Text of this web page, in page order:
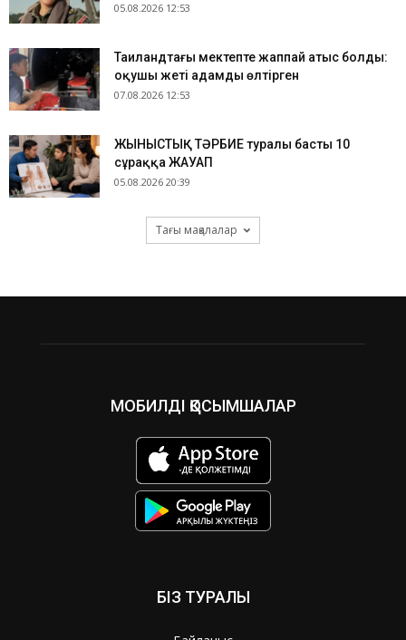
05.08.2026 12:53
Таиландтағы мектепте жаппай атыс болды:
оқушы жеті адамды өлтірген
07.08.2026 12:53
ЖЫНЫСТЫҚ ТӘРБИЕ туралы басты 10
сұраққа ЖАУАП
05.08.2026 20:39
Тағы мақалалар
МОБИЛДІ ҚОСЫМШАЛАР
БІЗ ТУРАЛЫ